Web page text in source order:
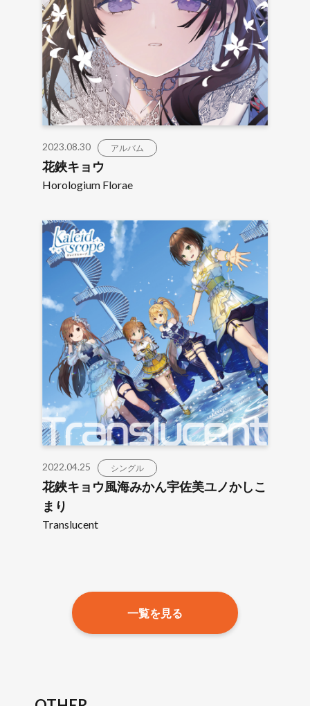
2023.08.30 アルバム
花鋏キョウ
Horologium Florae
2022.04.25 シングル
花鋏キョウ風海みかん宇佐美ユノかしこ
まり
Translucent
一覧を見る